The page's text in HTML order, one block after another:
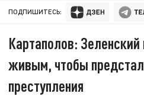
ПОДПИШИТЕСЬ:
Картаполов:
живым, чтобы
преступления